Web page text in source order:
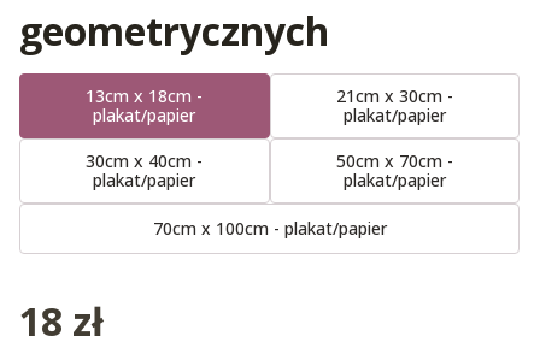
geometrycznych
13cm x 18cm -
plakat/papier
21cm x 30cm -
plakat/papier
30cm x 40cm -
plakat/papier
50cm x 70cm -
plakat/papier
70cm x 100cm - plakat/papier
18 zł